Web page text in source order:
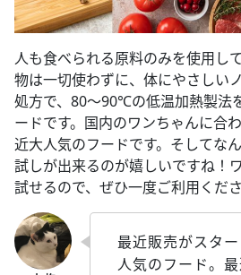
人も食べられる原料のみを使用し
物は一切使わずに、体にやさしい
処方で、80～90℃の低温加熱製法
ードです。国内のワンちゃんに合
近大人気のフードです。そしてな
試しが出来るのが嬉しいですね！
試せるので、ぜひ一度ご利用くださ
最近販売がスタ
人気のフード。